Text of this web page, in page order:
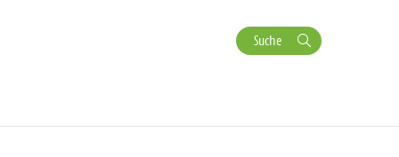
Suche